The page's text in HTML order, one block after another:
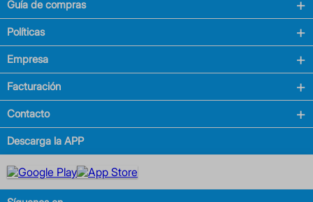
Guía de compras
Políticas
Empresa
Facturación
Contacto
Descarga la APP